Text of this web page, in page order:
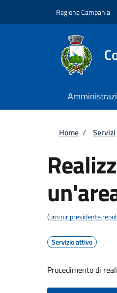
Regione Campania
Home / Servizi
(
Servizio attivo
Procedimento di